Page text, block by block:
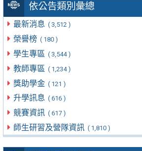
依公告類別彙總
最新消息 ( 3,512 )
榮譽榜 ( 180 )
學生專區 ( 3,544 )
教師專區 ( 1,234 )
獎助學金 ( 121 )
升學訊息 ( 616 )
競賽資訊 ( 617 )
師生研習及營隊資訊 ( 1,810 )